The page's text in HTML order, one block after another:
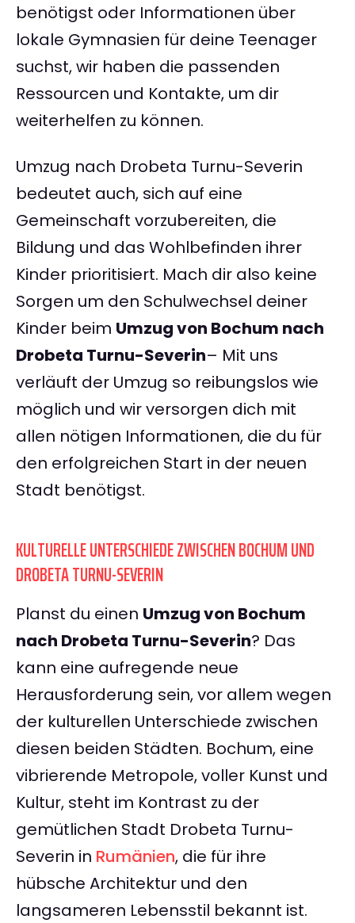
benötigst oder Informationen über
lokale Gymnasien für deine Teenager
suchst, wir haben die passenden
Ressourcen und Kontakte, um dir
weiterhelfen zu können.
Umzug nach Drobeta Turnu-Severin
bedeutet auch, sich auf eine
Gemeinschaft vorzubereiten, die
Bildung und das Wohlbefinden ihrer
Kinder prioritisiert. Mach dir also keine
Sorgen um den Schulwechsel deiner
Kinder beim Umzug von Bochum nach
Drobeta Turnu-Severin– Mit uns
verläuft der Umzug so reibungslos wie
möglich und wir versorgen dich mit
allen nötigen Informationen, die du für
den erfolgreichen Start in der neuen
Stadt benötigst.
KULTURELLE UNTERSCHIEDE ZWISCHEN BOCHUM UND
DROBETA TURNU-SEVERIN
Planst du einen Umzug von Bochum
nach Drobeta Turnu-Severin? Das
kann eine aufregende neue
Herausforderung sein, vor allem wegen
der kulturellen Unterschiede zwischen
diesen beiden Städten. Bochum, eine
vibrierende Metropole, voller Kunst und
Kultur, steht im Kontrast zu der
gemütlichen Stadt Drobeta Turnu-
Severin in Rumänien, die für ihre
hübsche Architektur und den
langsameren Lebensstil bekannt ist.